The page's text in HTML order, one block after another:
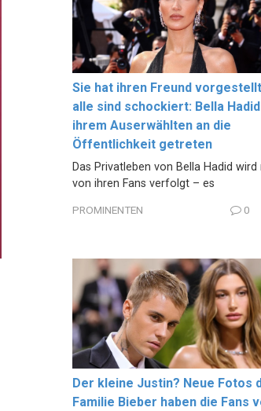
Sie hat ihren Freund
alle sind schockiert: Bella
ihrem Auserwählten an die
Öffentlichkeit getreten
Das Privatleben von Bella Hadid
von ihren Fans verfolgt – es
PROMINENTEN 0
Der kleine Justin? Neue Fotos
Familie Bieber haben die Fans